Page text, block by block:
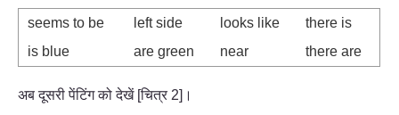
seems to be left side looks like
there is
is blue
are green near there are
अब दूसरी पेंटिंग को देखें [चित्र 2]।